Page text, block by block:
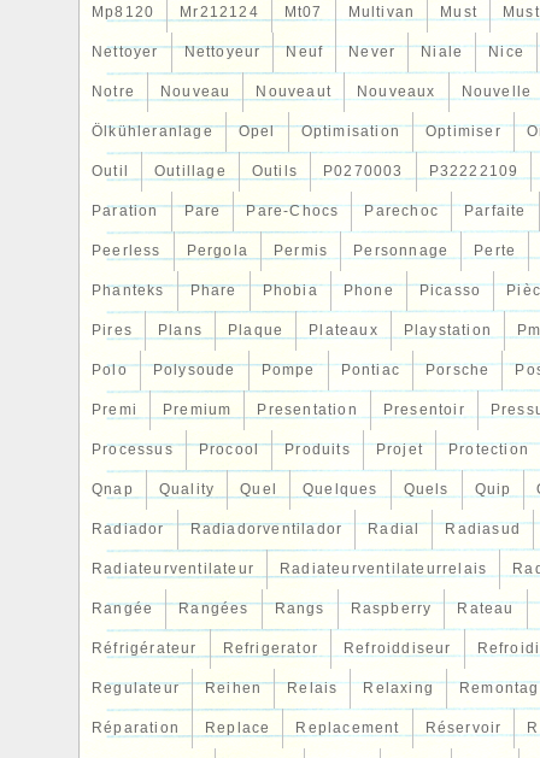
Mp8120 Mr212124 Mt07 Multivan Must
Nettoyer Nettoyeur Neuf Never Niale Nice
Notre Nouveau Nouveaut Nouveaux Nouvelle
Ölkühleranlage Opel Optimisation Optimiser
Outil Outillage Outils P0270003 P32222109
Paration Pare Pare-Chocs Parechoc Parfaite
Peerless Pergola Permis Personnage Perte
Phanteks Phare Phobia Phone Picasso
Pires Plans Plaque Plateaux Playstation
Polo Polysoude Pompe Pontiac Porsche
Premi Premium Presentation Presentoir
Processus Procool Produits Projet Protection
Qnap Quality Quel Quelques Quels Quip
Radiador Radiadorventilador Radial Radiasud
Radiateurventilateur Radiateurventilateurrelais
Rangée Rangées Rangs Raspberry Rateau
Réfrigérateur Refrigerator Refroiddiseur Refroidi
Regulateur Reihen Relais Relaxing
Réparation Replace Replacement Réservoir